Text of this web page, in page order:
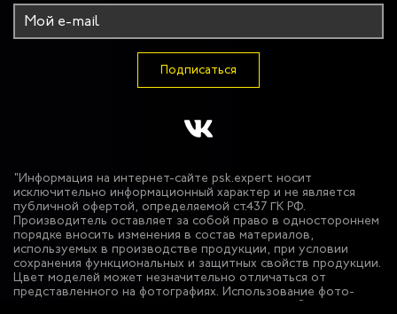
Подписаться
"Информация на интернет-сайте psk.expert носит
исключительно информационный характер и не является
публичной офертой, определяемой ст.437 ГК РФ.
Производитель оставляет за собой право в одностороннем
порядке вносить изменения в состав материалов,
используемых в производстве продукции, при условии
сохранения функциональных и защитных свойств продукции.
Цвет моделей может незначительно отличаться от
представленного на фотографиях. Использование фото-
материалов сайта без разрешения запрещено. © 2026 ООО